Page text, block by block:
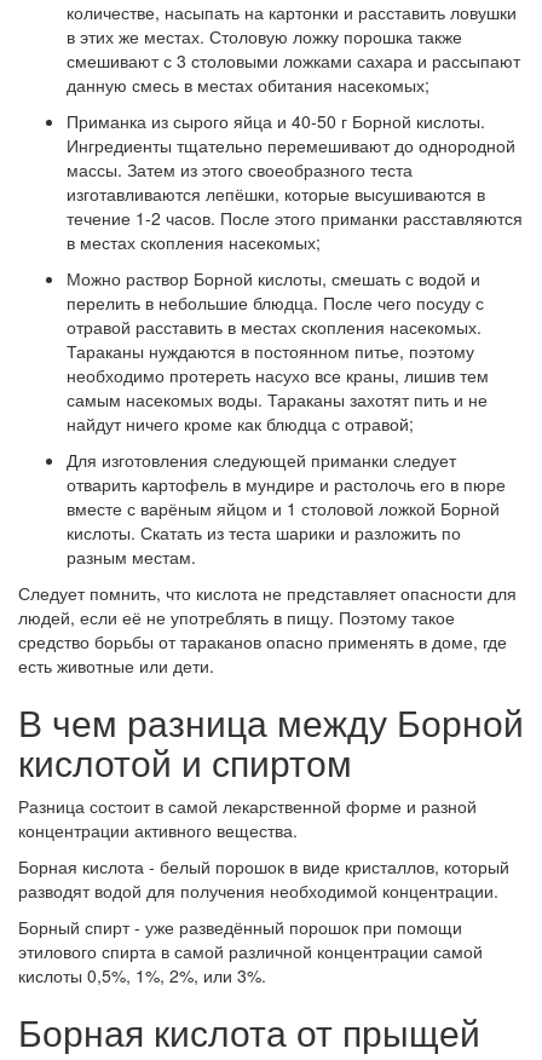
количестве, насыпать на картонки и расставить ловушки
в этих же местах. Столовую ложку порошка также
смешивают с 3 столовыми ложками сахара и рассыпают
данную смесь в местах обитания насекомых;
Приманка из сырого яйца и 40-50 г Борной кислоты.
Ингредиенты тщательно перемешивают до однородной
массы. Затем из этого своеобразного теста
изготавливаются лепёшки, которые высушиваются в
течение 1-2 часов. После этого приманки расставляются
в местах скопления насекомых;
Можно раствор Борной кислоты, смешать с водой и
перелить в небольшие блюдца. После чего посуду с
отравой расставить в местах скопления насекомых.
Тараканы нуждаются в постоянном питье, поэтому
необходимо протереть насухо все краны, лишив тем
самым насекомых воды. Тараканы захотят пить и не
найдут ничего кроме как блюдца с отравой;
Для изготовления следующей приманки следует
отварить картофель в мундире и растолочь его в пюре
вместе с варёным яйцом и 1 столовой ложкой Борной
кислоты. Скатать из теста шарики и разложить по
разным местам.
Следует помнить, что кислота не представляет опасности для
людей, если её не употреблять в пищу. Поэтому такое
средство борьбы от тараканов опасно применять в доме, где
есть животные или дети.
В чем разница между Борной
кислотой и спиртом
Разница состоит в самой лекарственной форме и разной
концентрации активного вещества.
Борная кислота - белый порошок в виде кристаллов, который
разводят водой для получения необходимой концентрации.
Борный спирт - уже разведённый порошок при помощи
этилового спирта в самой различной концентрации самой
кислоты 0,5%, 1%, 2%, или 3%.
Борная кислота от прыщей